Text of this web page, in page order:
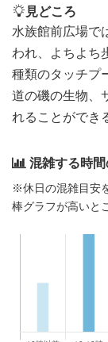
見どころ
水族館前広場で
われ、よちよち
種類のタッチプ
道の磯の生物、
れることができ
混雑する時
※休日の混雑目安
棒グラフが高いと